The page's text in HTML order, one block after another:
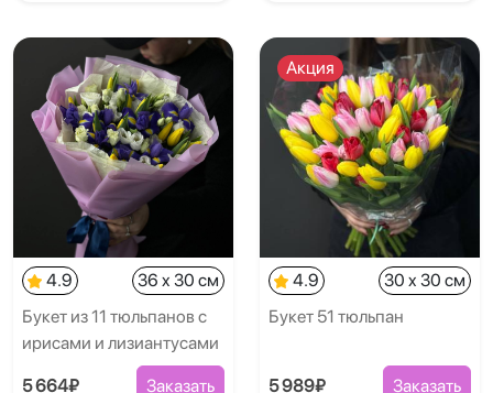
4.9
36 x 30 см
Букет из 11 тюльпанов с
ирисами и лизиантусами
5 664₽ Заказать
Акция
4.9
30 x 30 см
Букет 51 тюльпан
5 989₽ Заказать